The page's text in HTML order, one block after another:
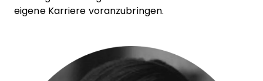
eigene Karriere voranzubringen.